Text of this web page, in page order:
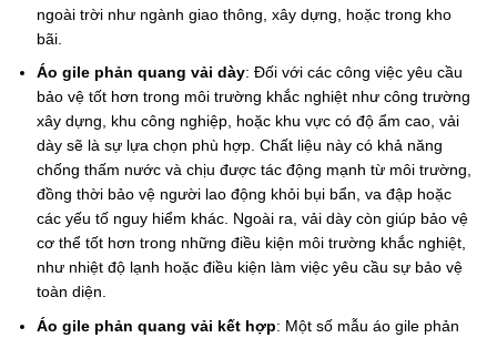
ngoài trời như ngành giao thông, xây dựng, hoặc trong kho
bãi.
Áo gile phản quang vải dày: Đối với các công việc yêu cầu
bảo vệ tốt hơn trong môi trường khắc nghiệt như công trường
xây dựng, khu công nghiệp, hoặc khu vực có độ ẩm cao, vải
dày sẽ là sự lựa chọn phù hợp. Chất liệu này có khả năng
chống thấm nước và chịu được tác động mạnh từ môi trường,
đồng thời bảo vệ người lao động khỏi bụi bẩn, va đập hoặc
các yếu tố nguy hiểm khác. Ngoài ra, vải dày còn giúp bảo vệ
cơ thể tốt hơn trong những điều kiện môi trường khắc nghiệt,
như nhiệt độ lạnh hoặc điều kiện làm việc yêu cầu sự bảo vệ
toàn diện.
Áo gile phản quang vải kết hợp: Một số mẫu áo gile phản